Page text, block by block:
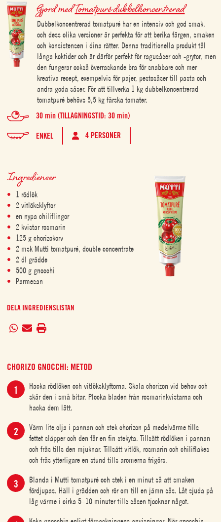
Gjord medTomatpuré dubbelkoncentrerad
Dubbelkoncentrerad tomatpuré har en intensiv och god smak,
och dess olika versioner är perfekta för att berika färgen, smaken
och konsistensen i dina rätter. Denna traditionella produkt tål
långa koktider och är därför perfekt för ragusåser och -grytor, men
den fungerar också överraskande bra för snabbare och mer
kreativa recept, exempelvis för pajer, pestosåser till pasta och
andra goda såser. För att tillverka 1 kg dubbelkoncentrerad
tomatpuré behövs 5,5 kg färska tomater.
30 min (TILLAGNINGSTID: 30 min)
ENKEL 4 PERSONER
Ingredienser
1 rödlök
2 vitlöksklyftor
en nypa chiliflingor
2 kvistar rosmarin
125 g chorizokorv
2 msk Mutti tomatpuré, double concentrate
2 dl grädde
500 g gnocchi
Parmesan
DELA INGREDIENSLISTAN
CHORIZO GNOCCHI: METOD
Hacka rödlöken och vitlöksklyftorna. Skala chorizon vid behov och
skär den i små bitar. Plocka bladen från rosmarinkvistarna och
hacka dem lätt.
Värm lite olja i pannan och stek chorizon på medelvärme tills
fettet släpper och den får en fin stekyta. Tillsätt rödlöken i pannan
och fräs tills den mjuknar. Tillsätt vitlök, rosmarin och chiliflakes
och fräs ytterligare en stund tills aromerna frigörs.
Blanda i Mutti tomatpuré och stek i en minut så att smaken
fördjupas. Häll i grädden och rör om till en jämn sås. Låt sjuda på
låg värme i cirka 5–10 minuter tills såsen tjocknar något.